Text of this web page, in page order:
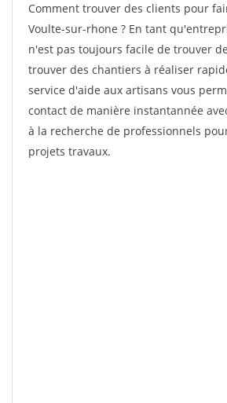
Comment trouver des clients pour
Voulte-sur-rhone ? En tant
n'est pas toujours facile de trouver
trouver des chantiers à réaliser
service d'aide aux artisans vous
contact de manière instantannée
à la recherche de professionnels
projets travaux.